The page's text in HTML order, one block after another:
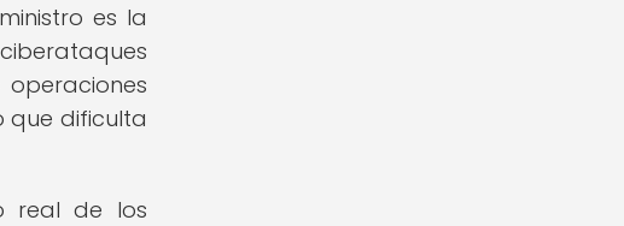
es la
que dificulta
real de los